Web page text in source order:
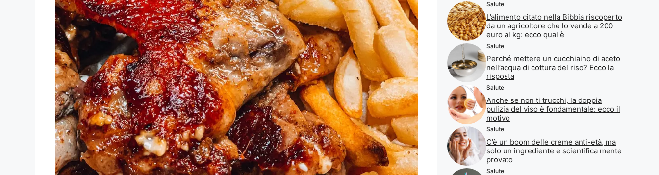
Salute
L’alimento citato nella Bibbia riscoperto
da un agricoltore che lo vende a 200
euro al kg: ecco qual è
Salute
Perché mettere un cucchiaino di aceto
nell’acqua di cottura del riso? Ecco la
risposta
Salute
Anche se non ti trucchi, la doppia
pulizia del viso è fondamentale: ecco il
motivo
Salute
C’è un boom delle creme anti-età, ma
solo un ingrediente è scientifica mente
provato
Salute